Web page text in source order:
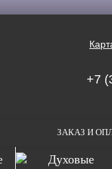
+7
ЗАКАЗ И